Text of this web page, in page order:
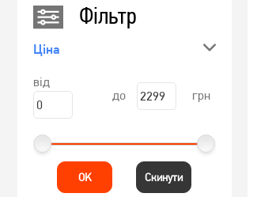
Фільтр
Ціна
від
до
грн
OK Скинути